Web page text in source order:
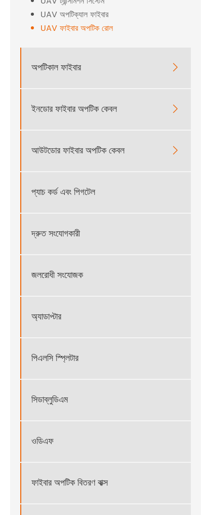
UAV অপটিক্যাল ফাইবার
UAV ফাইবার অপটিক রোল
অপটিকাল ফাইবার 
ইনডোর ফাইবার অপটিক কেবল 
আউটডোর ফাইবার অপটিক কেবল 
প্যাচ কর্ড এবং পিগটেল
দ্রুত সংযোগকারী
জলরোধী সংযোজক
অ্যাডাপ্টার
পিএলসি স্প্লিটার
সিডাব্লুডিএম
ওডিএফ
ফাইবার অপটিক বিতরণ বাক্স